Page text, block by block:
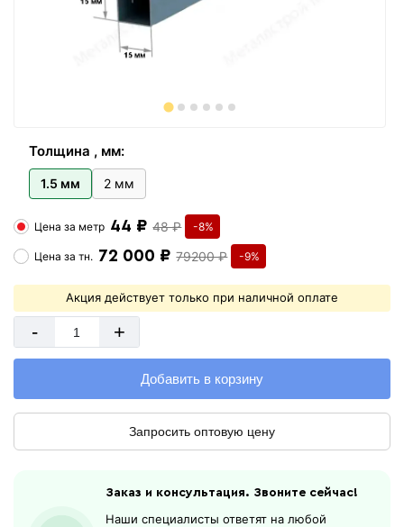
Толщина , мм:
1.5 мм 2 мм
Цена за метр 44 ₽ 48 ₽ -8%
Цена затн. 72 000 ₽ 79200 ₽ -9%
Акция действует только при наличной оплате
- +
Добавить в корзину
Запросить оптовую цену
Заказ и консультация. Звоните сейчас!
Наши специалисты ответят на любой